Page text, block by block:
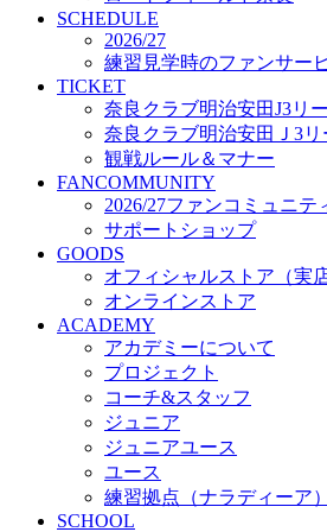
プロジェクト
コーチ&スタッフ
ジュニア
ジュニアユース
ユース
練習拠点（ナラディーア
SCHOOL
CLUB
2026/27 パートナー企業
パートナー募集
クラブ理念
クラブ情報
サステナビリティ
Web制作支援
応援プロジェクト
SCHEDULE
2026/27
練習見学時のファンサー
TICKET
奈良クラブ明治安田J3リ
奈良クラブ明治安田Ｊ3リ
観戦ルール＆マナー
FANCOMMUNITY
2026/27ファンコミュニテ
サポートショップ
GOODS
オフィシャルストア（実
オンラインストア
ACADEMY
アカデミーについて
プロジェクト
コーチ&スタッフ
ジュニア
ジュニアユース
ユース
練習拠点（ナラディーア）
SCHOOL